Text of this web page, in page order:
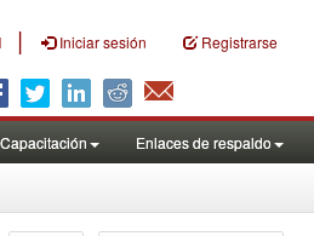
| Iniciar sesión Registrarse
Capacitación Enlaces de respaldo